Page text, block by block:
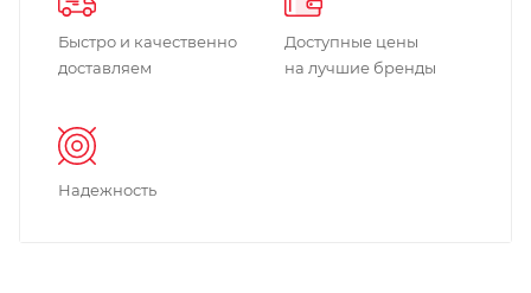
Быстро и качественно
доставляем
Доступные цены
на лучшие бренды
Надежность